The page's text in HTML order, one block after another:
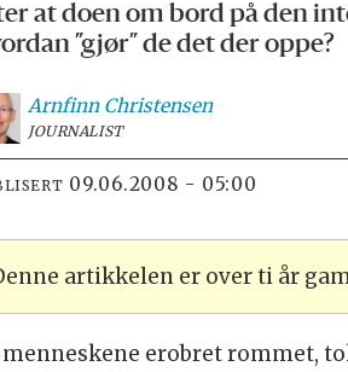
at doen om bord på den
”gjør” de det der oppe?
Arnfinn Christensen
JOURNALIST
09.06.2008 - 05:00
artikkelen er over ti år
menneskene erobret rommet,